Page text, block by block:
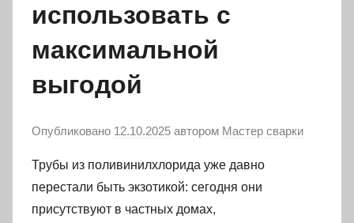
использовать с
максимальной
выгодой
Опубликовано 12.10.2025 автором Мастер сварки
Трубы из поливинилхлорида уже давно
перестали быть экзотикой: сегодня они
присутствуют в частных домах,